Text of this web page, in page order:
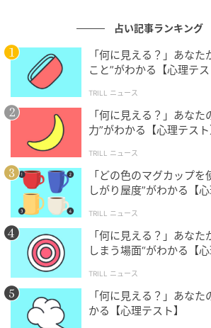
図形が人の頭に見えた人は、同僚が
多いことを言えていないかもしれま
も、なんやかんやと休憩に入る回数
る傾向があるようです。仕事の手を
ていたり、お茶を飲みに席を離れた
かもしれません。でも、はっきり言
しれないと思って、言えずにいるよう
このタイプの人は、マイペースで集
要しやすいタイプと言えそうです。
一気に仕事をこなすこともできるの
始めると、なかなか気持ちが仕事に
まうようです。そうなると、つい周
たり、スマホに目を向けてしまった
ち着かなくなってしまうという側面
占い記事ランキング
「何に見える？」あな
こと”がわかる【心理テス
TRILL ニュース
「何に見える？」あなた
力”がわかる【心理テスト
TRILL ニュース
「どの色のマグカップ
しがり屋度”がわかる【心
TRILL ニュース
「何に見える？」あな
しまう場面“がわかる【心
TRILL ニュース
「何に見える？」あなた
かる【心理テスト】